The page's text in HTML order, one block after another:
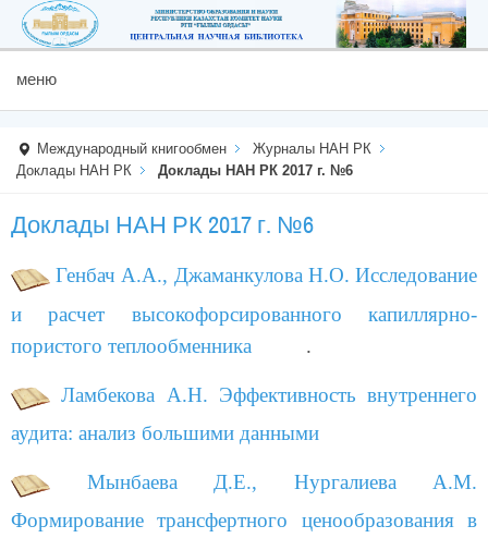
меню
Международный книгообмен
Журналы НАН РК
Доклады НАН РК
Доклады НАН РК 2017 г. №6
Доклады НАН РК 2017 г. №6
Генбач А.А., Джаманкулова Н.О. Исследование
и расчет высокофорсированного капиллярно-
пористого теплообменника
.
Ламбекова А.Н. Эффективность внутреннего
аудита: анализ большими данными
Мынбаева Д.Е., Нургалиева А.М.
Формирование трансфертного ценообразования в